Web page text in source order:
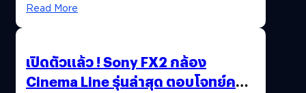
Read More
เปิดตัวแล้ว ! Sony FX2 กล้อง
Cinema Line รุ่นล่าสุด ตอบโจทย์ครี